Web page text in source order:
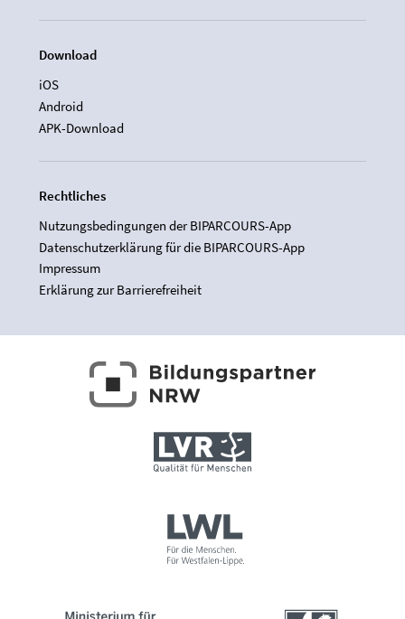
Download
iOS
Android
APK-Download
Rechtliches
Nutzungsbedingungen der BIPARCOURS-App
Datenschutzerklärung für die BIPARCOURS-App
Impressum
Erklärung zur Barrierefreiheit